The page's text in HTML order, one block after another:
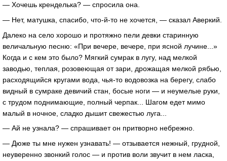
— Хочешь кренделька? — спросила она.
— Нет, матушка, спасибо, что-й-то не хочется, — сказал Аверкий.
Далеко на село хорошо и протяжно пели девки старинную
величальную песню: «При вечере, вечере, при ясной лучине...»
Когда и с кем это было? Мягкий сумрак в лугу, над мелкой
заводью, теплая, розовеющая от зари, дрожащая мелкой рябью,
расходящийся кругами вода, чья-то водовозка на берегу, слабо
видный в сумраке девичий стан, босые ноги — и неумелые руки,
с трудом поднимающие, полный черпак... Шагом едет мимо
малый в ночное, сладко дышит свежестью луга...
— Ай не узнала? — спрашивает он притворно небрежно.
— Дюже ты мне нужен узнавать! — отзывается нежный, грудной,
неуверенно звонкий голос — и против воли звучит в нем ласка,